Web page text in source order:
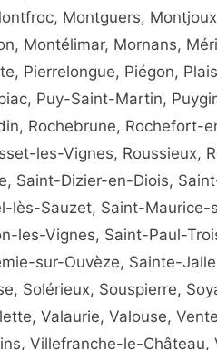
Montguers,
Montélimar, Mornans,
Pierrelongue, Piégon,
Puy-Saint-Martin,
Rochebrune, Rochefort-
les-Vignes, Roussieux,
Saint-Dizier-en-Diois,
lès-Sauzet, Saint-Maurice-
les-Vignes, Saint-Paul-
sur-Ouvèze, Sainte-
Solérieux, Souspierre,
Valaurie, Valouse,
Villefranche-le-